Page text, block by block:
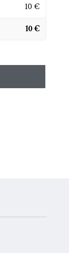
10 €
10€